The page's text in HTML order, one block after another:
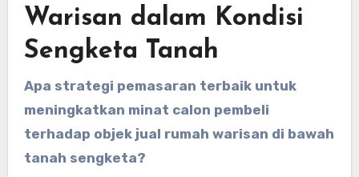
Warisan dalam Kondisi
Sengketa Tanah
Apa strategi pemasaran terbaik untuk
meningkatkan minat calon pembeli
terhadap objek jual rumah warisan di bawah
tanah sengketa?